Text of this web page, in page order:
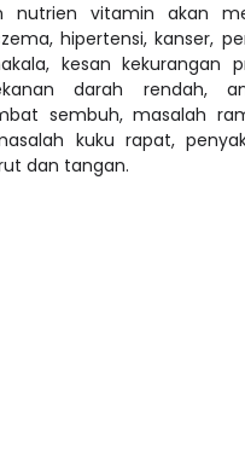
nutrien vitamin akan
hipertensi, kanser,
kesan kekurangan
darah rendah,
sembuh, masalah
kuku rapat,
dan tangan.